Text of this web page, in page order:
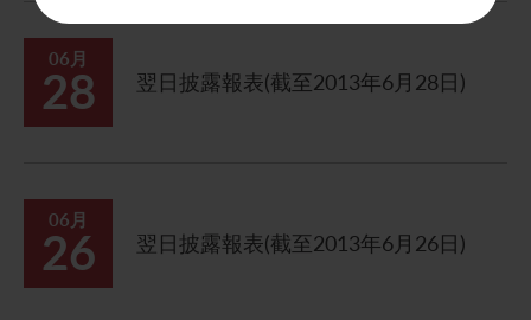
06月
28 翌日披露報表(截至2013年6月28日)
06月
26 翌日披露報表(截至2013年6月26日)